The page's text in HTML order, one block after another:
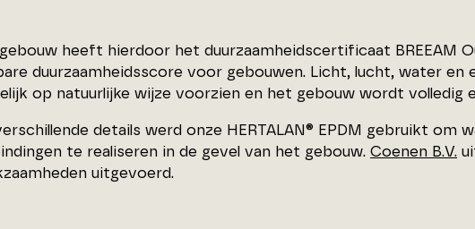
heeft hierdoor het duurzaamheidscertificaat BREEAM
duurzaamheidsscore voor gebouwen. Licht, lucht, water en
op natuurlijke wijze voorzien en het gebouw wordt volledig
details werd onze HERTALAN® EPDM gebruikt om
te realiseren in de gevel van het gebouw. Coenen B.V.
uitgevoerd.